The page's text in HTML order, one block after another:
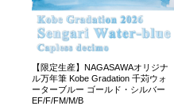
【限定生産】NAGASAWAオリジナ
ル万年筆 Kobe Gradation 千苅ウォ
ーターブルー ゴールド・シルバー
EF/F/FM/M/B